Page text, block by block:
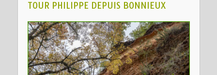
TOUR PHILIPPE DEPUIS BONNIEUX